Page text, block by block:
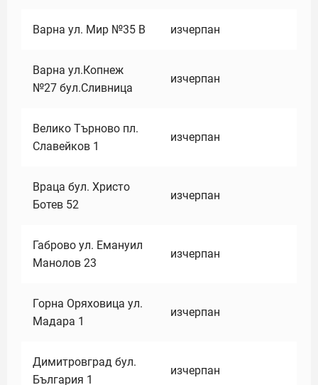
Варна ул. Мир №35 В изчерпан
Варна ул.Копнеж
№27 бул.Сливница
изчерпан
Велико Търново пл.
Славейков 1
изчерпан
Враца бул. Христо
Ботев 52
изчерпан
Габрово ул. Емануил
Манолов 23
изчерпан
Горна Оряховица ул.
Мадара 1
изчерпан
Димитровград бул.
България 1
изчерпан